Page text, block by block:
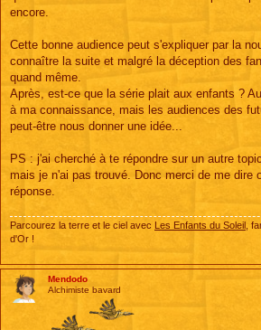
encore.
Cette bonne audience peut s'expliquer par la
connaître la suite et malgré la déception des
quand même.
Après, est-ce que la série plait aux enfants ?
à ma connaissance, mais les audiences des
peut-être nous donner une idée...
PS : j'ai cherché à te répondre sur un autre
mais je n'ai pas trouvé. Donc merci de me dire
réponse.
Parcourez la terre et le ciel avec Les Enfants du Soleil ,
d'Or !
Mendodo
Alchimiste bavard